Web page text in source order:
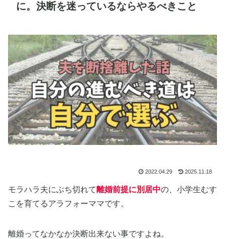
に。決断を迷っているならやるべきこと
2022.04.29 2025.11.18
モラハラ夫にぶち切れて離婚前提に別居中の、小学生むす
こを育てるアラフォーママです。
離婚ってなかなか決断出来ない事ですよね。